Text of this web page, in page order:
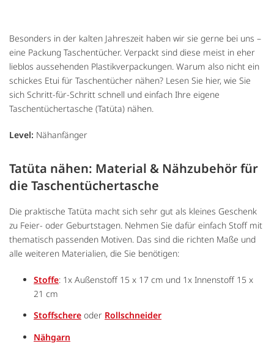
Besonders in der kalten Jahreszeit haben wir sie gerne bei uns –
eine Packung Taschentücher. Verpackt sind diese meist in eher
lieblos aussehenden Plastikverpackungen. Warum also nicht ein
schickes Etui für Taschentücher nähen? Lesen Sie hier, wie Sie
sich Schritt-für-Schritt schnell und einfach Ihre eigene
Taschentüchertasche (Tatüta) nähen.
Level: Nähanfänger
Tatüta nähen: Material & Nähzubehör für
die Taschentüchertasche
Die praktische Tatüta macht sich sehr gut als kleines Geschenk
zu Feier- oder Geburtstagen. Nehmen Sie dafür einfach Stoff mit
thematisch passenden Motiven. Das sind die richten Maße und
alle weiteren Materialien, die Sie benötigen:
Stoffe: 1x Außenstoff 15 x 17 cm und 1x Innenstoff 15 x
21 cm
Stoffschere oder Rollschneider
Nähgarn